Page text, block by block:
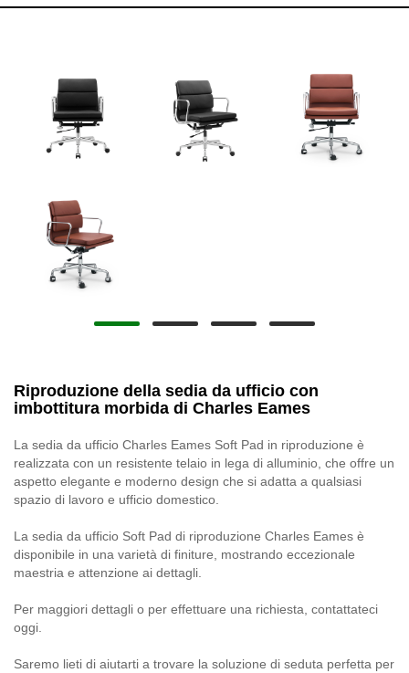
Riproduzione della sedia da ufficio con
imbottitura morbida di Charles Eames
La sedia da ufficio Charles Eames Soft Pad in riproduzione è
realizzata con un resistente telaio in lega di alluminio, che offre un
aspetto elegante e moderno design che si adatta a qualsiasi
spazio di lavoro e ufficio domestico.
La sedia da ufficio Soft Pad di riproduzione Charles Eames è
disponibile in una varietà di finiture, mostrando eccezionale
maestria e attenzione ai dettagli.
Per maggiori dettagli o per effettuare una richiesta, contattateci
oggi.
Saremo lieti di aiutarti a trovare la soluzione di seduta perfetta per